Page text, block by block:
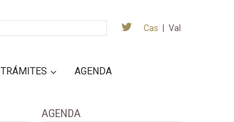
Cas Val
TRÁMITES AGENDA
AGENDA